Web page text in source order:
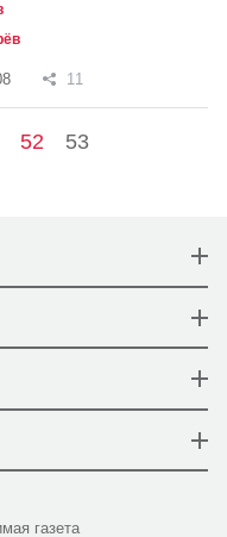
11
52 53
газета